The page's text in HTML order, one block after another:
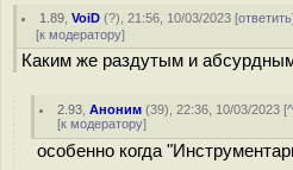
1.89 ,VoiD (?), 21:56, 10/03/2023 [ответить
[к модератору]
Каким же раздутым и
2.93 ,Аноним (39), 22:36, 10/03/2023 [^
[к модератору]
особенно когда